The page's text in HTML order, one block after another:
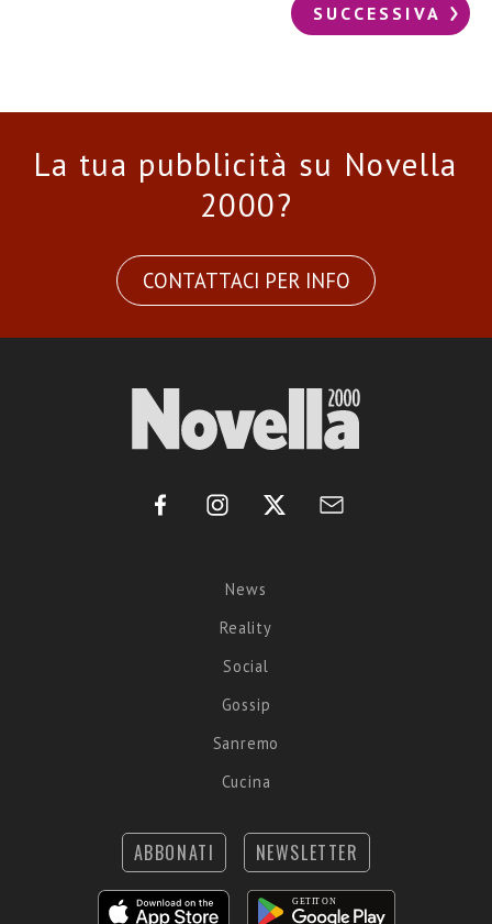
SUCCESSIVA
La tua pubblicità su Novella
2000?
CONTATTACI PER INFO
News
Reality
Social
Gossip
Sanremo
Cucina
ABBONATI NEWSLETTER